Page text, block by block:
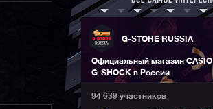
G-STORE RUSSIA
Официальный магазин CASIO
G-SHOCK в России
94 639 участников